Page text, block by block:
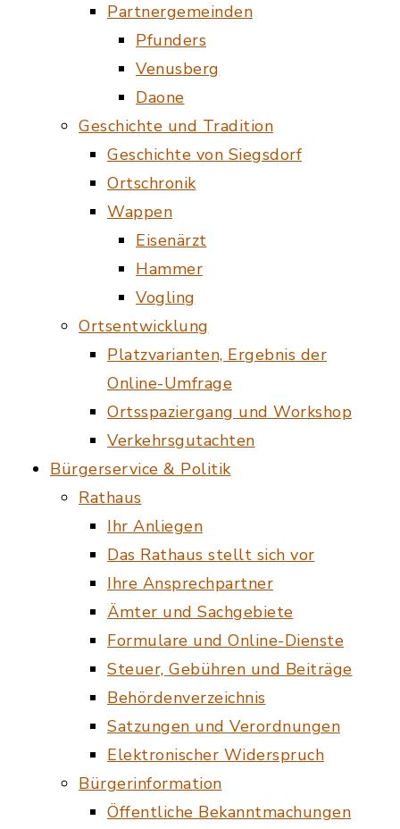
Partnergemeinden
Pfunders
Venusberg
Daone
Geschichte und Tradition
Geschichte von Siegsdorf
Ortschronik
Wappen
Eisenärzt
Hammer
Vogling
Ortsentwicklung
Platzvarianten, Ergebnis der
Online-Umfrage
Ortsspaziergang und Workshop
Verkehrsgutachten
Bürgerservice & Politik
Rathaus
Ihr Anliegen
Das Rathaus stellt sich vor
Ihre Ansprechpartner
Ämter und Sachgebiete
Formulare und Online-Dienste
Steuer, Gebühren und Beiträge
Behördenverzeichnis
Satzungen und Verordnungen
Elektronischer Widerspruch
Bürgerinformation
Öffentliche Bekanntmachungen